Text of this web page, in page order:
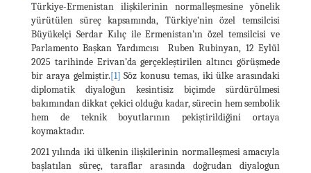
Türkiye-Ermenistan ilişkilerinin normalleşmesine yönelik
yürütülen süreç kapsamında, Türkiye’nin özel temsilcisi
Büyükelçi Serdar Kılıç ile Ermenistan’ın özel temsilcisi ve
Parlamento Başkan Yardımcısı Ruben Rubinyan, 12 Eylül
2025 tarihinde Erivan’da gerçekleştirilen altıncı görüşmede
bir araya gelmiştir.[1] Söz konusu temas, iki ülke arasındaki
diplomatik diyaloğun kesintisiz biçimde sürdürülmesi
bakımından dikkat çekici olduğu kadar, sürecin hem sembolik
hem de teknik boyutlarının pekiştirildiğini ortaya
koymaktadır.
2021 yılında iki ülkenin ilişkilerinin normalleşmesi amacıyla
başlatılan süreç, taraflar arasında doğrudan diyalogun